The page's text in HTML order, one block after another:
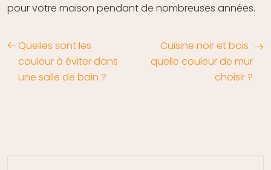
pour votre maison pendant de nombreuses années.
Quelles sont les
couleur à éviter dans
une salle de bain ?
Cuisine noir et bois :
quelle couleur de mur
choisir ?